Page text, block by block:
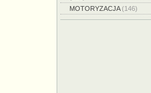
MOTORYZACJA(146)